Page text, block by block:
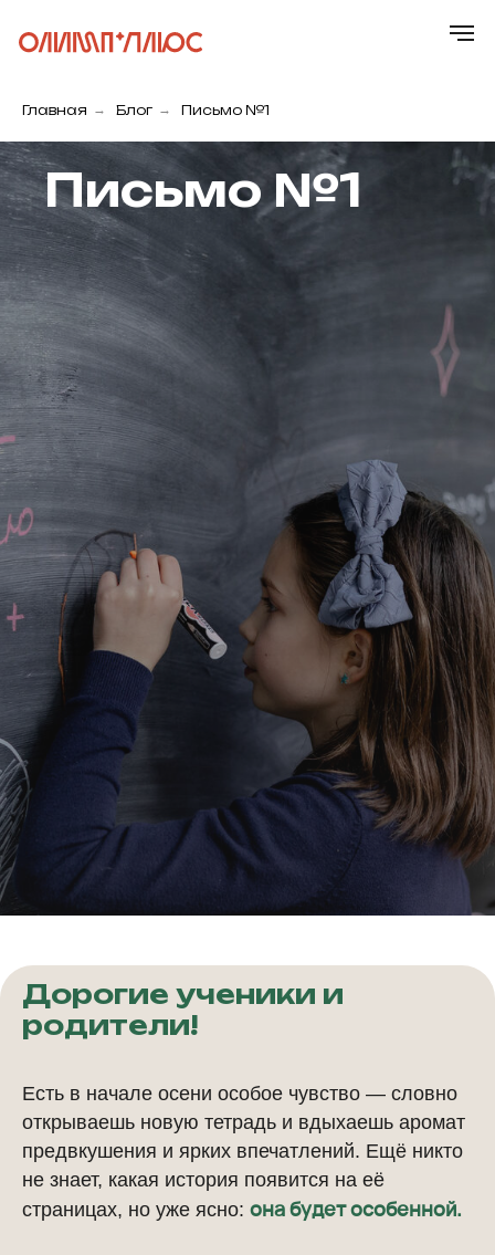
Главная
Главная → Блог → Письмо №1
Письмо №1
Дорогие ученики и
родители!
Есть в начале осени особое чувство — словно
открываешь новую тетрадь и вдыхаешь аромат
предвкушения и ярких впечатлений. Ещё никто
не знает, какая история появится на её
страницах, но уже ясно: она будет особенной.